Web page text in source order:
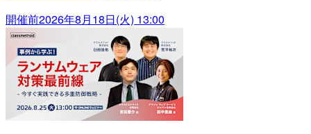
開催前2026年8月18日(火) 13:00